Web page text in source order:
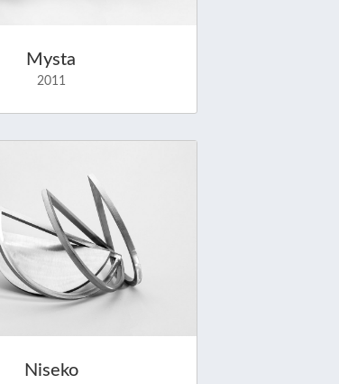
Mysta
2011
Niseko